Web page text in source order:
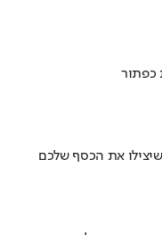
כפתור
את הכסף שלכם